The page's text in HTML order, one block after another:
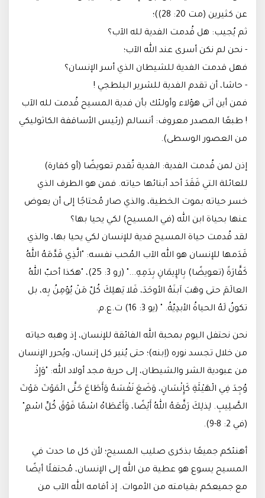
عن كثيرين (مت 20: 28))؛
ثم يُجيب: هل قُدمت الفدية لله الآب؟
- نحن لم نكن أسرى عند الله الآب؛
فهل قدمت الفدية للشيطان الذي أسر الإنسان؟
- حاشا، أن تقدم الفدية للشرير البلطجي !
فمن أين أتى هؤلاء وأولئك بأن فدية المسيح قُدمت لله الآب
! طبعًا المصدر معروف: أنسالم (رئيس الأساقفة الكاثوليكي
من العصور الوسطى).
إذن لمن قُدمت الفدية: الفدية تُقدم تعويضًا (أو كفارة)
للعائلة التي فَقَدَ أحد أبنائها حياته. فمن هو الطرف الذي
خسر حياته بموت الخطية، والذي صار مُحتاجًا إلى أن يعوض
عنها بحياة ابن الله (في المسيح) لكي يحيا بها؟
لقد قُدمت حياة المسيح فدية للإنسان لكي يحيا بها، والذي
قَدَمها للإنسان هو الله الآب المُحب نفسه: "الَّذِي قَدَّمَهُ اللهُ
كَفَّارَةً (تعويضًا) بِالإِيمَانِ بِدَمِهِ..." (رو 3: 25)، "هكذا أحبّ اللهُ
العالَمَ حتى وهَبَ اَبنَهُ الأوحَدَ، فَلا يَهلِكَ كُلّ مَنْ يُؤمِنُ بِه، بل
تكونُ لَهُ الحياةُ الأبدِيّةُ. " (يو 3: 16) ت.ع.م.
نحن نحتفل اليوم بمحبة الله الفائقة للإنسان، إذ وهبه حياته
من خلال تجسد نوره (اِبنه)؛ حتى يُنير كل إنسان، ويُحرر الإنسان
من عبودية الشر والشيطان، إلى حرية مجد أولاد الله: "وَإِذْ
وُجِدَ فِي الْهَيْئَةِ كَإِنْسَانٍ، وَضَعَ نَفْسَهُ وَأَطَاعَ حَتَّى الْمَوْتَ مَوْتَ
الصَّلِيبِ. لِذلِكَ رَفَّعَهُ اللهُ أَيْضًا، وَأَعْطَاهُ اسْمًا فَوْقَ كُلِّ اسْمٍ"
(في 2: 8-9).
أهنئكم جميعًا بذكرى صليب المسيح؛ لأن كل ما حدث في
المسيح يسوع هو عطية من الله إلى الإنسان، مُحتفلًا أيضًا
مع جميعكم بقيامته من الأموات. إذ أقامه الله الآب من